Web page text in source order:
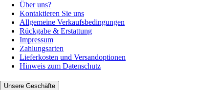
Über uns?
Kontaktieren Sie uns
Allgemeine Verkaufsbedingungen
Rückgabe & Erstattung
Impressum
Zahlungsarten
Lieferkosten und Versandoptionen
Hinweis zum Datenschutz
Unsere Geschäfte